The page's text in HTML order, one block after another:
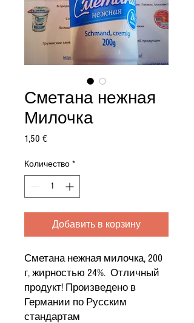
Сметана нежная
Милочка
1,50 €Цена
Количество *
Добавить в корзину
Сметана нежная милочка, 200
г, жирностью 24%. Отличный
продукт! Произведено в
Германии по Русским
стандартам